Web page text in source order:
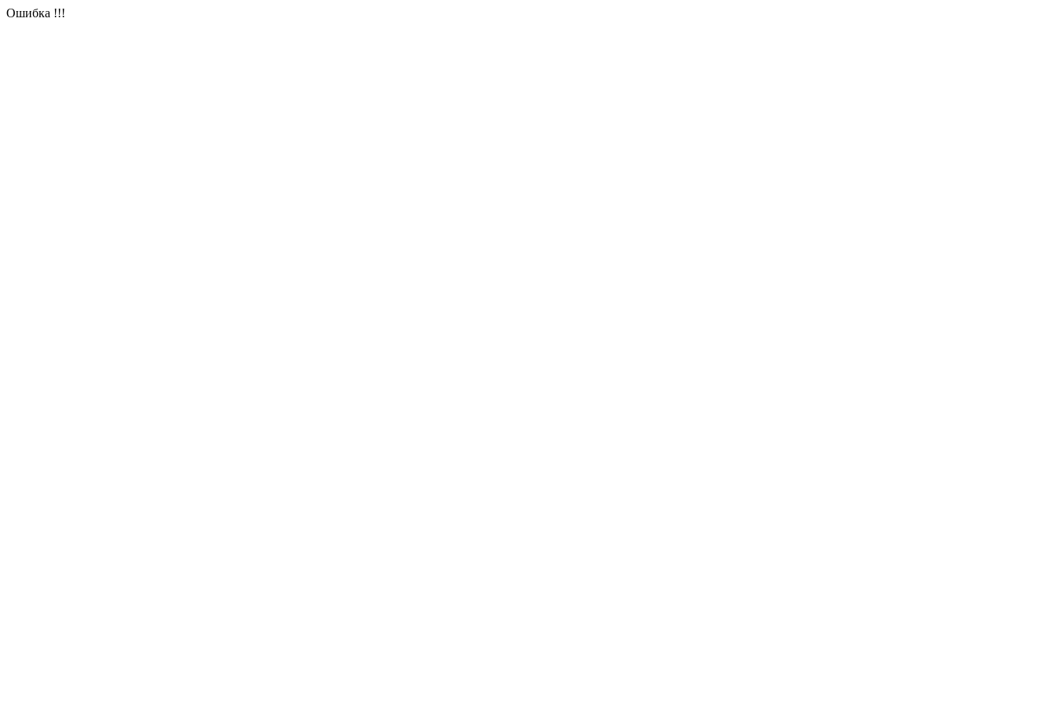
Ошибка !!!